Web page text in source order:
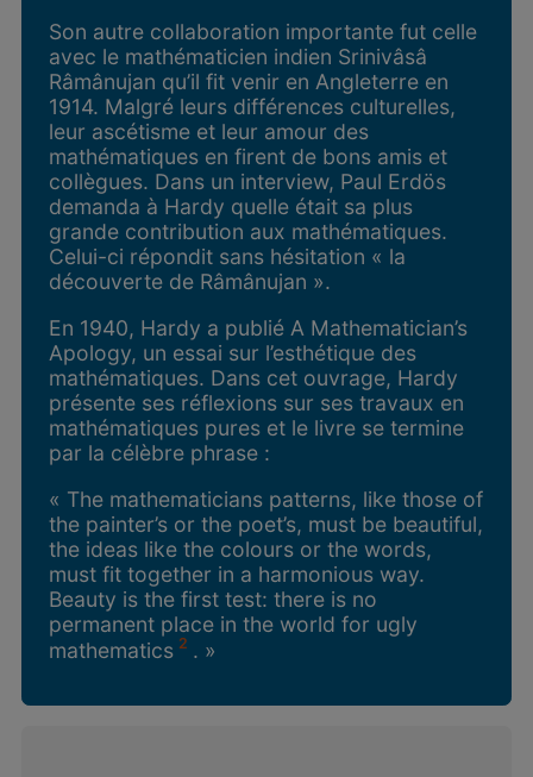
Son autre collaboration importante fut celle
avec le mathématicien indien Srinivâsâ
Râmânujan qu’il fit venir en Angleterre en
1914. Malgré leurs différences culturelles,
leur ascétisme et leur amour des
mathématiques en firent de bons amis et
collègues. Dans un interview, Paul Erdös
demanda à Hardy quelle était sa plus
grande contribution aux mathématiques.
Celui-ci répondit sans hésitation « la
découverte de Râmânujan ».
En 1940, Hardy a publié A Mathematician’s
Apology, un essai sur l’esthétique des
mathématiques. Dans cet ouvrage, Hardy
présente ses réflexions sur ses travaux en
mathématiques pures et le livre se termine
par la célèbre phrase :
« The mathematicians patterns, like those of
the painter’s or the poet’s, must be beautiful,
the ideas like the colours or the words,
must fit together in a harmonious way.
Beauty is the first test: there is no
permanent place in the world for ugly
mathematics 2 . »